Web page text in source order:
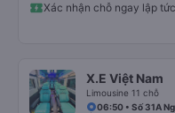
Xác nhận chỗ ngay lập tức
X.E Việt Nam
Limousine 11 chỗ
06:50 • Số 31A